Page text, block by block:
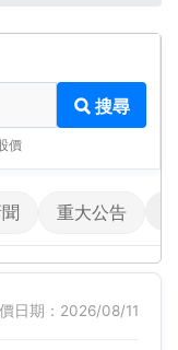
搜尋
價
重大公告
日期：2026/08/11